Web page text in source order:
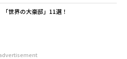
世界の大豪邸」11選！